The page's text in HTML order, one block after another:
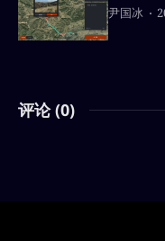
尹国冰
评论 (0)